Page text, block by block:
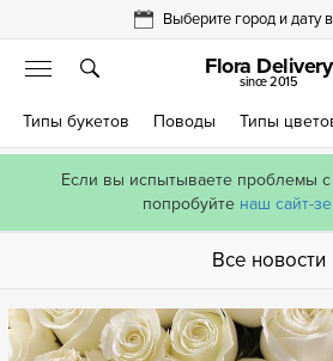
Если вы испытываете проблемы с
попробуйте наш сайт-
Выберите город и дату
Flora Delivery
since 2015
Типы букетов Поводы Типы
Все новости